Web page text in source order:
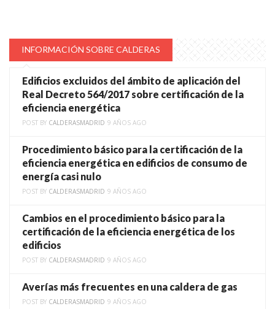
INFORMACIÓN SOBRE CALDERAS
Edificios excluidos del ámbito de aplicación del
Real Decreto 564/2017 sobre certificación de la
eficiencia energética
POST BY CALDERASMADRID 9 AÑOS AGO
Procedimiento básico para la certificación de la
eficiencia energética en edificios de consumo de
energía casi nulo
POST BY CALDERASMADRID 9 AÑOS AGO
Cambios en el procedimiento básico para la
certificación de la eficiencia energética de los
edificios
POST BY CALDERASMADRID 9 AÑOS AGO
Averías más frecuentes en una caldera de gas
POST BY CALDERASMADRID 9 AÑOS AGO